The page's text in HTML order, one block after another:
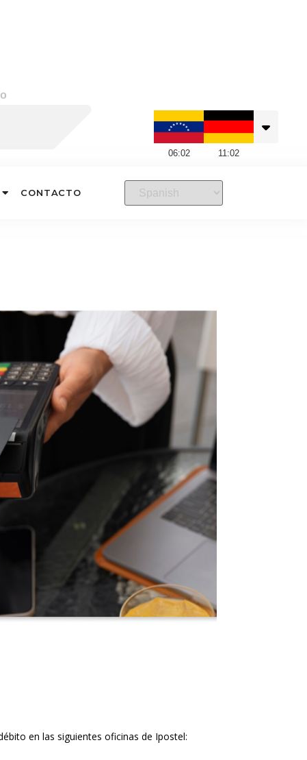
06:02 11 :02
CONTACTO
en las siguientes oficinas de Ipostel: